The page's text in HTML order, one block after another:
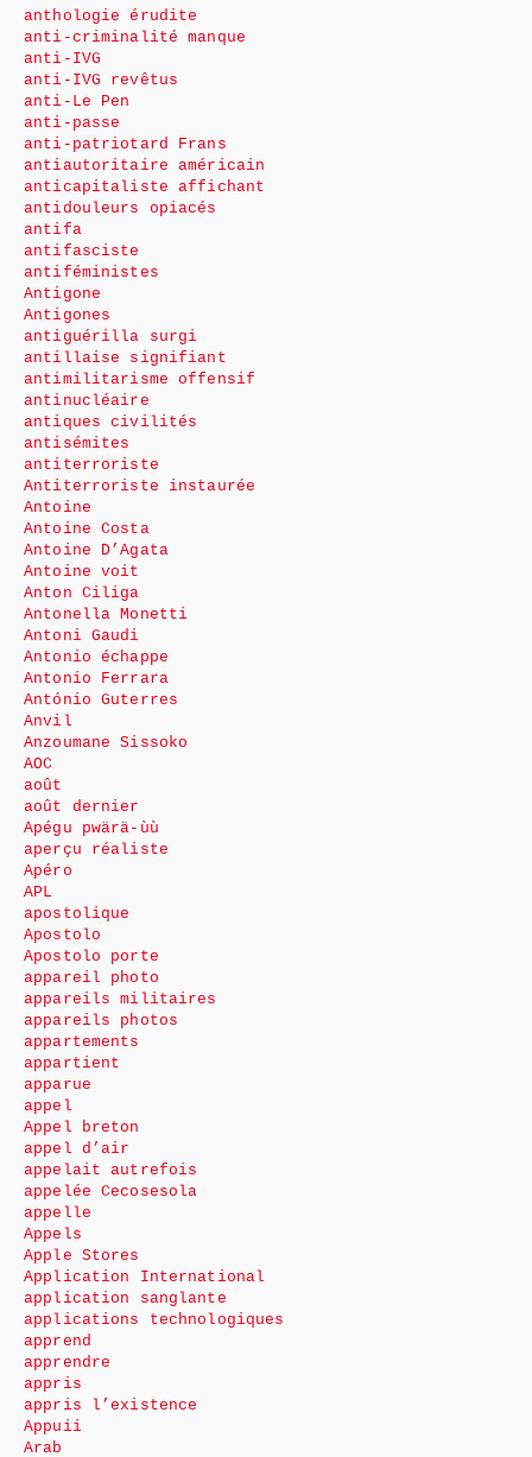
anthologie érudite
anti-criminalité manque
anti-IVG
anti-IVG revêtus
anti-Le Pen
anti-passe
anti-patriotard Frans
antiautoritaire américain
anticapitaliste affichant
antidouleurs opiacés
antifa
antifasciste
antiféministes
Antigone
Antigones
antiguérilla surgi
antillaise signifiant
antimilitarisme offensif
antinucléaire
antiques civilités
antisémites
antiterroriste
Antiterroriste instaurée
Antoine
Antoine Costa
Antoine D’Agata
Antoine voit
Anton Ciliga
Antonella Monetti
Antoni Gaudi
Antonio échappe
Antonio Ferrara
António Guterres
Anvil
Anzoumane Sissoko
AOC
août
août dernier
Apégu pwärä-ùù
aperçu réaliste
Apéro
APL
apostolique
Apostolo
Apostolo porte
appareil photo
appareils militaires
appareils photos
appartements
appartient
apparue
appel
Appel breton
appel d’air
appelait autrefois
appelée Cecosesola
appelle
Appels
Apple Stores
Application International
application sanglante
applications technologiques
apprend
apprendre
appris
appris l’existence
Appuii
Arab